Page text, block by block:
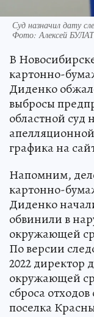
Суд назначил дату
Фото: Алексей
В
картонно-
Диденко
выбросы
областной суд
графика на
Напомним,
картонно-
Диденко
обвинили в
окружающей
По версии
2022 директор
окружающей
сброса
поселка